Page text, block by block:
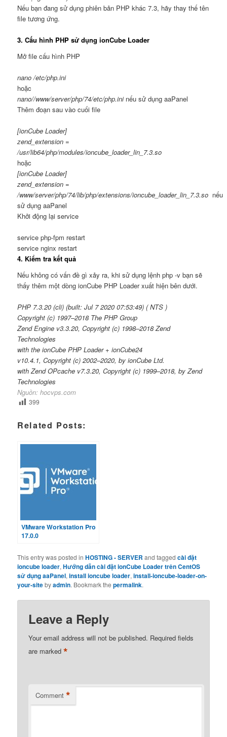
Nếu bạn đang sử dụng phiên bản PHP khác 7.3, hãy thay thế tên
file tương ứng.
3. Cấu hình PHP sử dụng ionCube Loader
Mở file cấu hình PHP
nano /etc/php.ini
hoặc
nano//www/server/php/74/etc/php.ininếu sử dụng aaPanel
Thêm đoạn sau vào cuối file
[ionCube Loader]
zend_extension =
/usr/lib64/php/modules/ioncube_loader_lin_7.3.so
hoặc
[ionCube Loader]
zend_extension =
/www/server/php/74/lib/php/extensions/ioncube_loader_lin_7.3.so nếu
sử dụng aaPanel
Khởi động lại service
service php-fpm restart
service nginx restart
4. Kiểm tra kết quả
Nếu không có vấn đề gì xảy ra, khi sử dụng lệnh php -v bạn sẽ
thấy thêm một dòng ionCube PHP Loader xuất hiện bên dưới.
PHP 7.3.20 (cli) (built: Jul 7 2020 07:53:49) (NTS )
Copyright (c) 1997–2018 The PHP Group
Zend Engine v3.3.20,Copyright (c) 1998–2018Zend
Technologies
with the ionCube PHP Loader + ionCube24
v10.4. 1,Copyright (c) 2002–2020, by ionCube Ltd.
with Zend OPcache v7.3.20,Copyright (c) 1999–2018, by Zend
Technologies
Nguồn: hocvps.com
399
Related Posts:
VMware Workstation Pro
17.0.0
This entry was posted inHOSTING - SERVER and taggedcài đặt
ioncube loader,Hướng dẫn cài đặt ionCube Loader trên CentOS
sử dụng aaPanel,install ioncube loader,install-ioncube-loader-on-
your-sitebyadmin. Bookmark thepermalink.
Leave a Reply
Your email address will not be published. Required fields
are marked*
Comment *